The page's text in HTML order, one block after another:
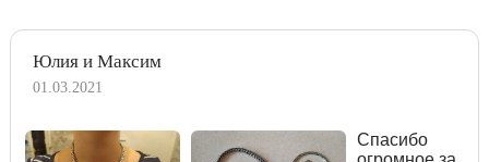
Юлия и Максим
01.03.2021
Спасибо